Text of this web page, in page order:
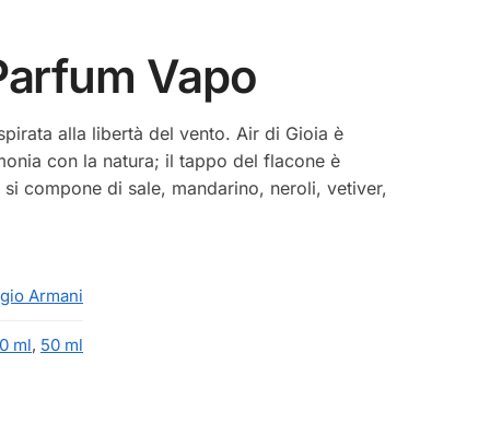
Vapo
alla libertà del vento. Air di Gioia è
con la natura; il tappo del flacone è
compone di sale, mandarino, neroli, vetiver,
Armani
ml, 50 ml